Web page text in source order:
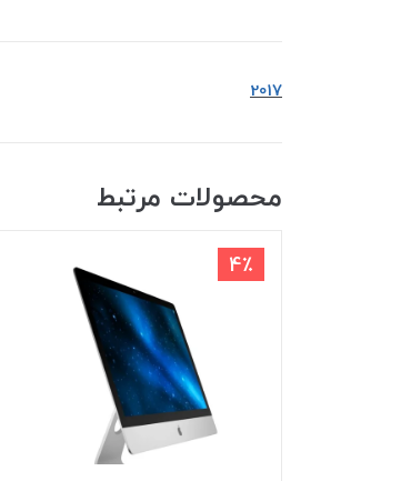
2017
محصولات مرتبط
4٪